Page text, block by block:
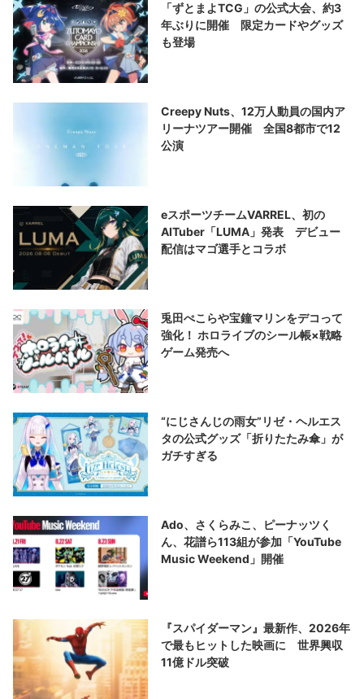
「ずとまよTCG」の公式大会、約3
年ぶりに開催 限定カードやグッズ
も登場
Creepy Nuts、12万人動員の国内ア
リーナツアー開催 全国8都市で12
公演
eスポーツチームVARREL、初の
AITuber「LUMA」発表 デビュー
配信はマゴ選手とコラボ
兎田ぺこらや宝鐘マリンをデコって
強化！ ホロライブのシール帳×戦略
ゲーム発売へ
“にじさんじの雨女”リゼ・ヘルエス
タの公式グッズ「折りたたみ傘」が
ガチすぎる
Ado、さくらみこ、ピーナッツく
ん、花譜ら113組が参加「YouTube
Music Weekend」開催
『スパイダーマン』最新作、2026年
で最もヒットした映画に 世界興収
11億ドル突破